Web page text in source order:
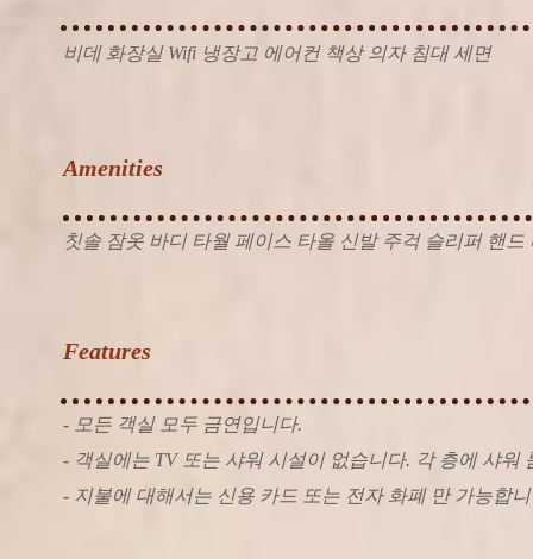
비데 화장실 Wifi 냉장고 에어컨 책상 의자 침대 세면
Amenities
칫솔 잠옷 바디 타월 페이스 타올 신발 주걱 슬리퍼 핸드
Features
- 모든 객실 모두 금연입니다.
- 객실에는 TV 또는 샤워 시설이 없습니다. 각 층에 샤워
- 지불에 대해서는 신용 카드 또는 전자 화폐 만 가능합